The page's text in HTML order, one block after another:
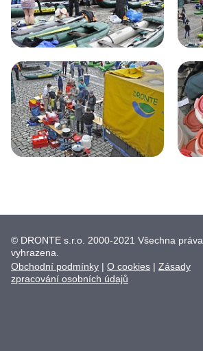
© DRONTE s.r.o. 2000-2021 Všechna práva
vyhrazena.
Obchodní podmínky | O cookies | Zásady
zpracování osobních údajů